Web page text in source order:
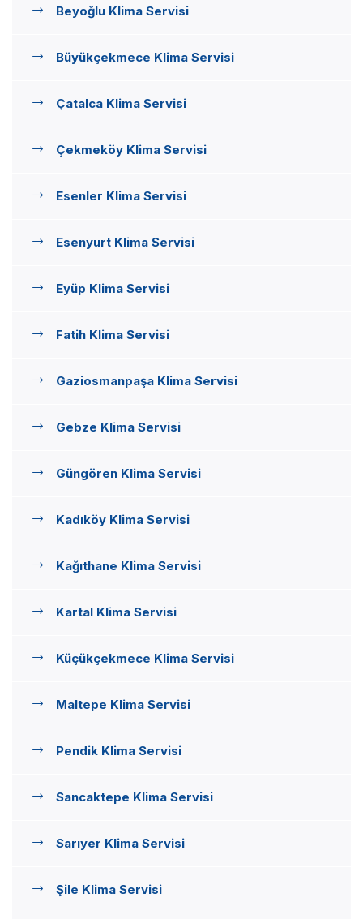
Beyoğlu Klima Servisi
Büyükçekmece Klima Servisi
Çatalca Klima Servisi
Çekmeköy Klima Servisi
Esenler Klima Servisi
Esenyurt Klima Servisi
Eyüp Klima Servisi
Fatih Klima Servisi
Gaziosmanpaşa Klima Servisi
Gebze Klima Servisi
Güngören Klima Servisi
Kadıköy Klima Servisi
Kağıthane Klima Servisi
Kartal Klima Servisi
Küçükçekmece Klima Servisi
Maltepe Klima Servisi
Pendik Klima Servisi
Sancaktepe Klima Servisi
Sarıyer Klima Servisi
Şile Klima Servisi